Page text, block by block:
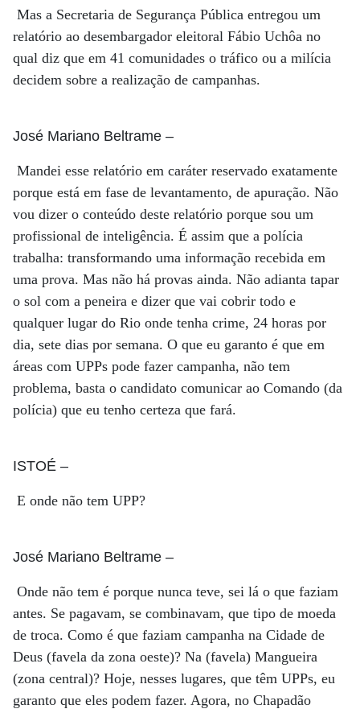
Mas a Secretaria de Segurança Pública entregou um
relatório ao desembargador eleitoral Fábio Uchôa no
qual diz que em 41 comunidades o tráfico ou a milícia
decidem sobre a realização de campanhas.
José Mariano Beltrame –
Mandei esse relatório em caráter reservado exatamente
porque está em fase de levantamento, de apuração. Não
vou dizer o conteúdo deste relatório porque sou um
profissional de inteligência. É assim que a polícia
trabalha: transformando uma informação recebida em
uma prova. Mas não há provas ainda. Não adianta tapar
o sol com a peneira e dizer que vai cobrir todo e
qualquer lugar do Rio onde tenha crime, 24 horas por
dia, sete dias por semana. O que eu garanto é que em
áreas com UPPs pode fazer campanha, não tem
problema, basta o candidato comunicar ao Comando (da
polícia) que eu tenho certeza que fará.
ISTOÉ –
E onde não tem UPP?
José Mariano Beltrame –
Onde não tem é porque nunca teve, sei lá o que faziam
antes. Se pagavam, se combinavam, que tipo de moeda
de troca. Como é que faziam campanha na Cidade de
Deus (favela da zona oeste)? Na (favela) Mangueira
(zona central)? Hoje, nesses lugares, que têm UPPs, eu
garanto que eles podem fazer. Agora, no Chapadão